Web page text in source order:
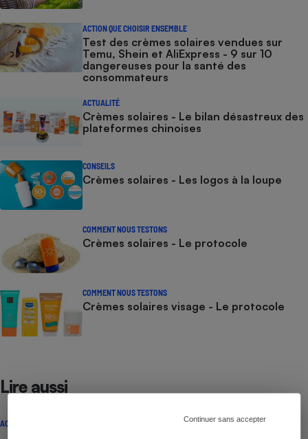
Continuer sans accepter
ACTION QUE CHOISIR ENSEMBLE
Test des crèmes solaires vendues sur
Temu, Shein et AliExpress - 9 sur 10
dangereuses pour la santé des
consommateurs
ACTUALITÉ
Crèmes solaires - Le bilan désastreux des
plateformes chinoises
CONSEILS
Crèmes solaires - Les logos à la loupe
COMMENT NOUS TESTONS
Crèmes solaires - Le protocole
COMMENT NOUS TESTONS
Crèmes solaires visage - Le protocole
Lire aussi
ACTUALITÉ